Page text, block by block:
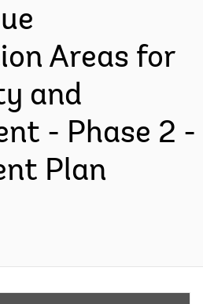
Areas for
and
- Phase 2 -
Plan